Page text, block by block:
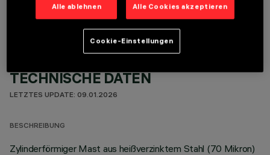
TECHNISCHE DATEN
LETZTES UPDATE: 09.01.2026
BESCHREIBUNG
Zylinderförmiger Mast aus heißverzinktem Stahl (70 Mikron)
Alle ablehnen Alle Cookies akzeptieren
Cookie-Einstellungen